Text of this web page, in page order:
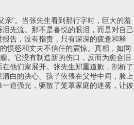
”。当张先生看到那行字时，巨大的羞
先流。那不是喜悦的眼泪，而是对自己
告，没有指责，只有深深的疲惫和释
愤怒和丈夫不信任的震惊。真相，如同
。它没有制造新的伤口，反而为愈合旧
他们家展开。张先生郑重道歉，剖析了
白的决心。孩子依偎在父母中间，脸上
道强光，驱散了笼罩家庭的迷雾，让彼